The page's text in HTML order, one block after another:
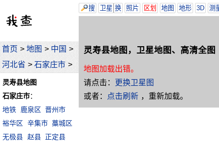
首页 > 地图 > 中国 >
河北省 > 石家庄市 >
灵寿县地图
石家庄市：
地铁
鹿泉区 晋州市
裕华区
辛集市 藁城区
无极县 赵县 正定县
搜 卫星 换 照片 区划 地图 地形 3D 测
灵寿县地图，卫星地图、高清全图
地图加载出错。
请点击：
更换卫星图
或者：
点击刷新 ，重新加载。